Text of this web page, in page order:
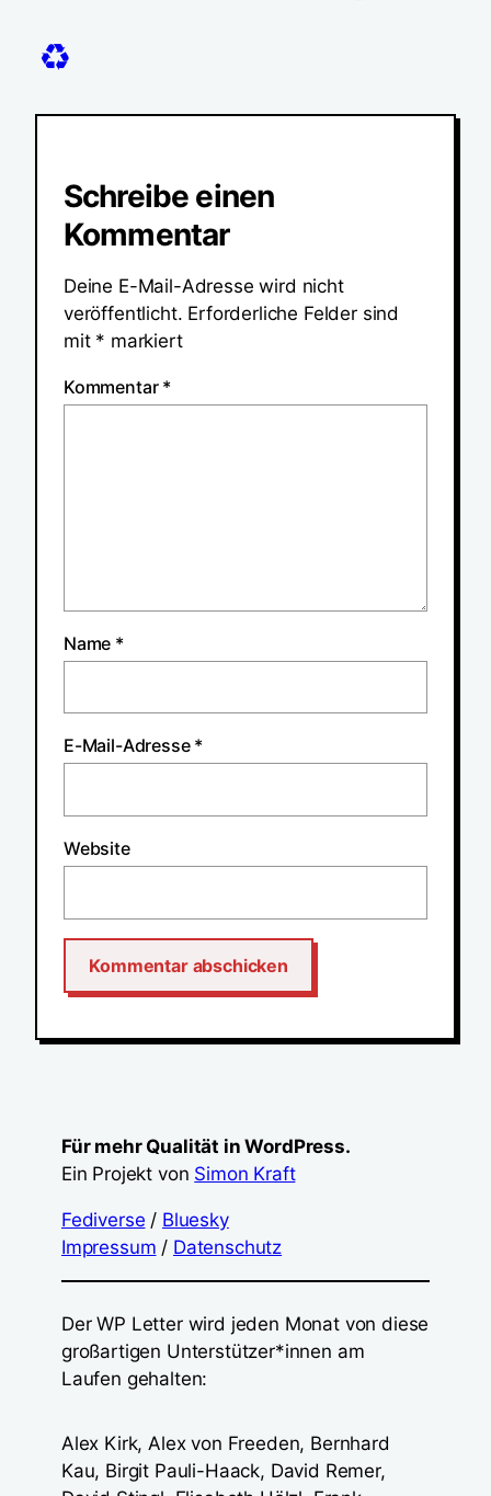
♻️
Schreibe einen
Kommentar
Deine E-Mail-Adresse wird nicht
veröffentlicht. Erforderliche Felder sind
mit * markiert
Kommentar *
Name *
E-Mail-Adresse *
Website
Für mehr Qualität in WordPress.
Ein Projekt von Simon Kraft
Fediverse / Bluesky
Impressum / Datenschutz
Der WP Letter wird jeden Monat von diese
großartigen Unterstützer*innen am
Laufen gehalten:
Alex Kirk, Alex von Freeden, Bernhard
Kau, Birgit Pauli-Haack, David Remer,